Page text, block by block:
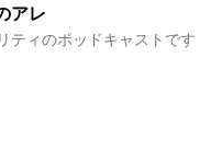
アレ
ティのポッドキャストです